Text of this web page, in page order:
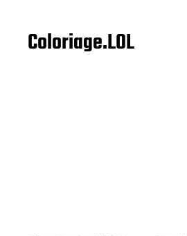
Coloriage.LOL